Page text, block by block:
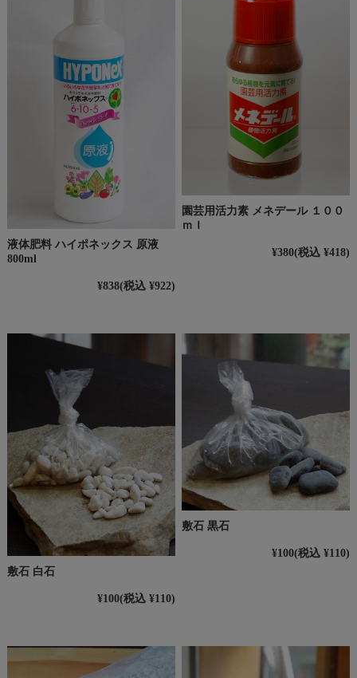
液体肥料 ハイポネックス 原液
800ml
¥838(税込 ¥922)
園芸用活力素 メネデール １００
ｍｌ
¥380(税込 ¥418)
敷石 白石
¥100(税込 ¥110)
敷石 黒石
¥100(税込 ¥110)